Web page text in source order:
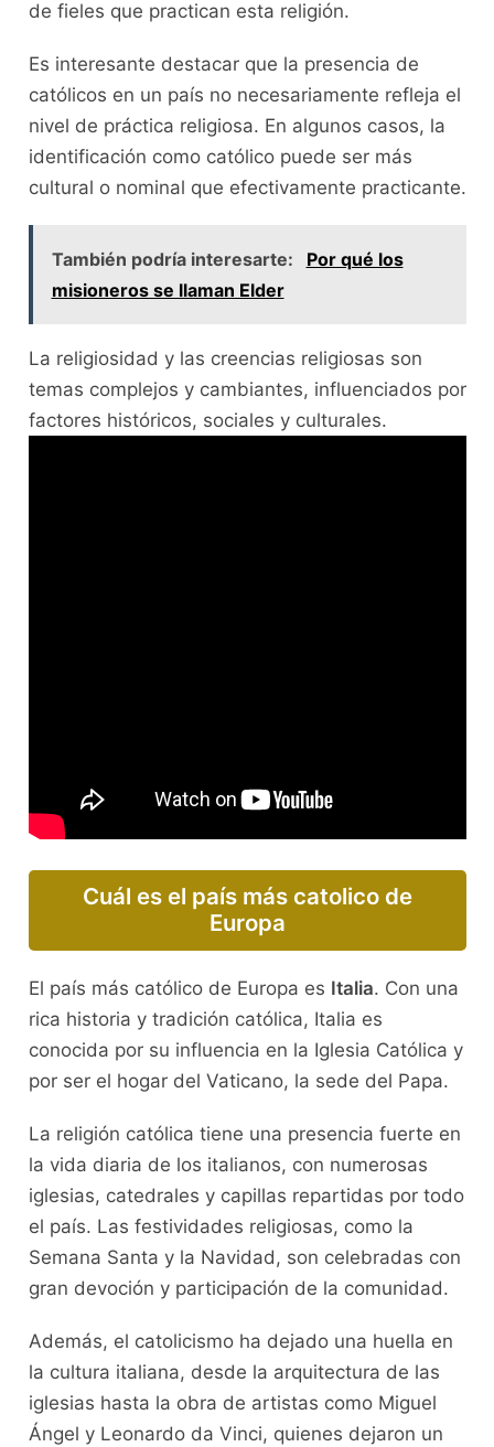
de fieles que practican esta religión.
Es interesante destacar que la presencia de
católicos en un país no necesariamente refleja el
nivel de práctica religiosa. En algunos casos, la
identificación como católico puede ser más
cultural o nominal que efectivamente practicante.
También podría interesarte:
Por qué los
misioneros se llaman Elder
La religiosidad y las creencias religiosas son
temas complejos y cambiantes, influenciados por
factores históricos, sociales y culturales.
Cuál es el país más catolico de
Europa
El país más católico de Europa es Italia. Con una
rica historia y tradición católica, Italia es
conocida por su influencia en la Iglesia Católica y
por ser el hogar del Vaticano, la sede del Papa.
La religión católica tiene una presencia fuerte en
la vida diaria de los italianos, con numerosas
iglesias, catedrales y capillas repartidas por todo
el país. Las festividades religiosas, como la
Semana Santa y la Navidad, son celebradas con
gran devoción y participación de la comunidad.
Además, el catolicismo ha dejado una huella en
la cultura italiana, desde la arquitectura de las
iglesias hasta la obra de artistas como Miguel
Ángel y Leonardo da Vinci, quienes dejaron un